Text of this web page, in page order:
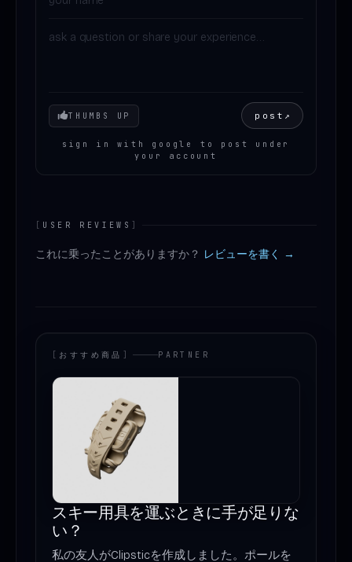
Your mood
THUMBS UP post ↗
sign in with google to post under
your account
USER REVIEWS
これに乗ったことがありますか？ レビューを書く →
おすすめ商品 PARTNER
スキー用具を運ぶときに手が足りな
い？
私の友人がClipsticを作成しました。ポールを